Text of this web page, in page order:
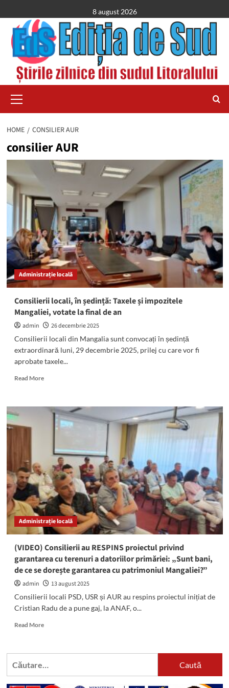
to
content
8 august 2026
Menu
HOME CONSILIER AUR
consilier AUR
Administrație locală
Consilierii locali, în ședință: Taxele și impozitele
Mangaliei, votate la final de an
admin
26 decembrie 2025
Consilierii locali din Mangalia sunt convocați în ședință
extraordinară luni, 29 decembrie 2025, prilej cu care vor fi
aprobate taxele...
Read MoreRead
Consilierii
locali,
impozitele
Mangaliei,
votate
la
final
de
an
Administrație locală
(VIDEO) Consilierii au RESPINS proiectul privind
garantarea cu terenuri a datoriilor primăriei: „Sunt bani,
de ce se dorește garantarea cu patrimoniul Mangaliei?”
admin
13 august 2025
Consilierii locali PSD, USR și AUR au respins proiectul inițiat de
Cristian Radu de a pune gaj, la ANAF, o...
Read MoreRead
(VIDEO)
Caută